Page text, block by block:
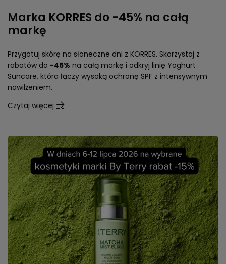
Marka KORRES do -45% na całą
markę
Przygotuj skórę na słoneczne dni z KORRES. Skorzystaj z
rabatów do -45% na całą markę i odkryj linię Yoghurt
Suncare, która łączy wysoką ochronę SPF z intensywnym
nawilżeniem.
Czytaj więcej